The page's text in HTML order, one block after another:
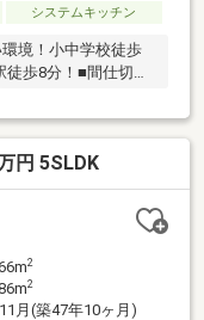
システムキッチン
境！小中学校徒歩
歩8分！■間仕切り
・・・6分■スターバ
望の際は事前にご連
用意しておりま
ース(1h~)/サクッ
イベント情報」を
円 5SLDK
2
2
月(築47年10ヶ月)